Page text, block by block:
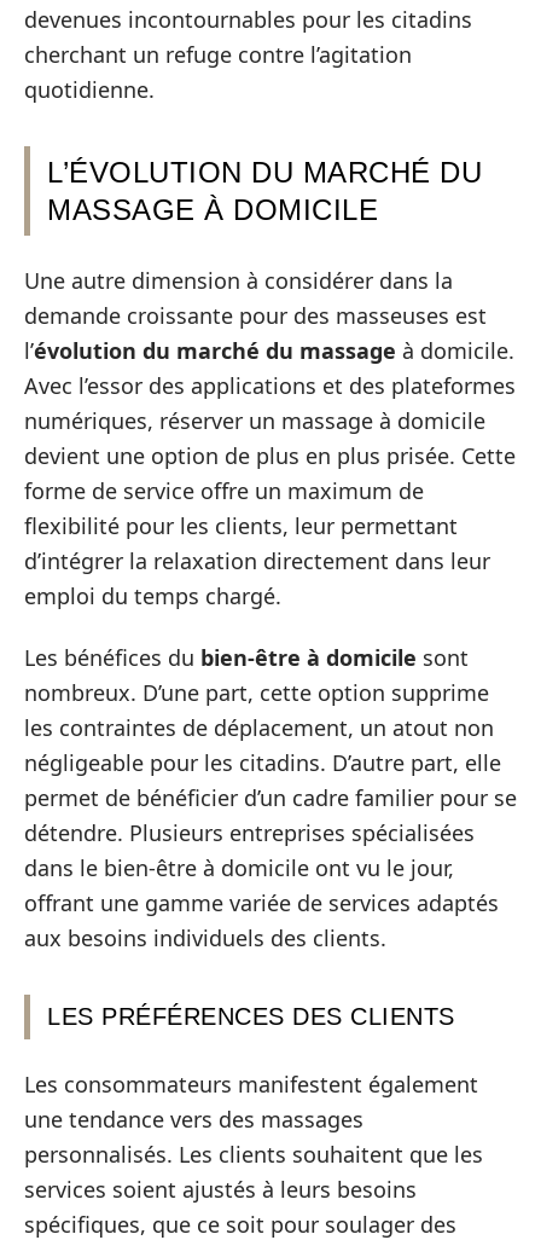
devenues incontournables pour les citadins
cherchant un refuge contre l’agitation
quotidienne.
L’ÉVOLUTION DU MARCHÉ DU
MASSAGE À DOMICILE
Une autre dimension à considérer dans la
demande croissante pour des masseuses est
l’évolution du marché du massage à domicile.
Avec l’essor des applications et des plateformes
numériques, réserver un massage à domicile
devient une option de plus en plus prisée. Cette
forme de service offre un maximum de
flexibilité pour les clients, leur permettant
d’intégrer la relaxation directement dans leur
emploi du temps chargé.
Les bénéfices du bien-être à domicile sont
nombreux. D’une part, cette option supprime
les contraintes de déplacement, un atout non
négligeable pour les citadins. D’autre part, elle
permet de bénéficier d’un cadre familier pour se
détendre. Plusieurs entreprises spécialisées
dans le bien-être à domicile ont vu le jour,
offrant une gamme variée de services adaptés
aux besoins individuels des clients.
LES PRÉFÉRENCES DES CLIENTS
Les consommateurs manifestent également
une tendance vers des massages
personnalisés. Les clients souhaitent que les
services soient ajustés à leurs besoins
spécifiques, que ce soit pour soulager des